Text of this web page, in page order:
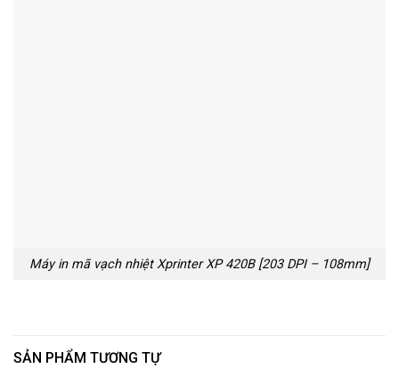
Máy in mã vạch nhiệt Xprinter XP 420B [203 DPI – 108mm]
SẢN PHẨM TƯƠNG TỰ